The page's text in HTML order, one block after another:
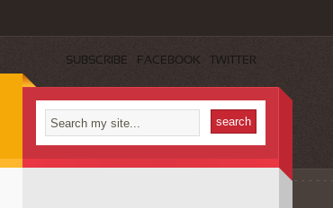
SUBSCRIBE FACEBOOK TWITTER